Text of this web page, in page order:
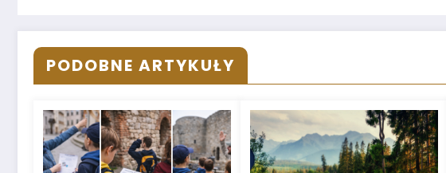
PODOBNE ARTYKUŁY